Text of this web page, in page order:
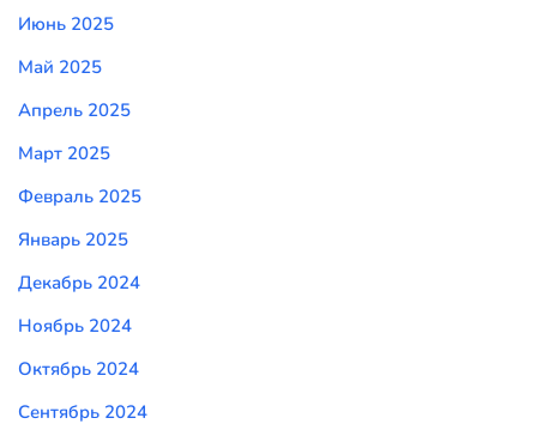
Июнь 2025
Май 2025
Апрель 2025
Март 2025
Февраль 2025
Январь 2025
Декабрь 2024
Ноябрь 2024
Октябрь 2024
Сентябрь 2024